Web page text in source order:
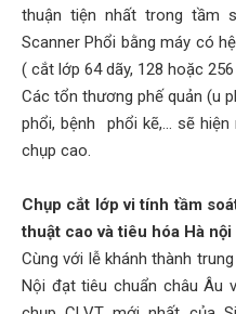
thuận tiện nhất trong tầm
Scanner Phổi bằng máy có
( cắt lớp 64 dãy, 128 hoặc
Các tổn thương phế quản (u
phổi, bệnh phổi kẽ,… sẽ
chụp cao.
Chụp cắt lớp vi tính tầm
thuật cao và tiêu hóa Hà
Cùng với lễ khánh thành
Nội đạt tiêu chuẩn châu Âu